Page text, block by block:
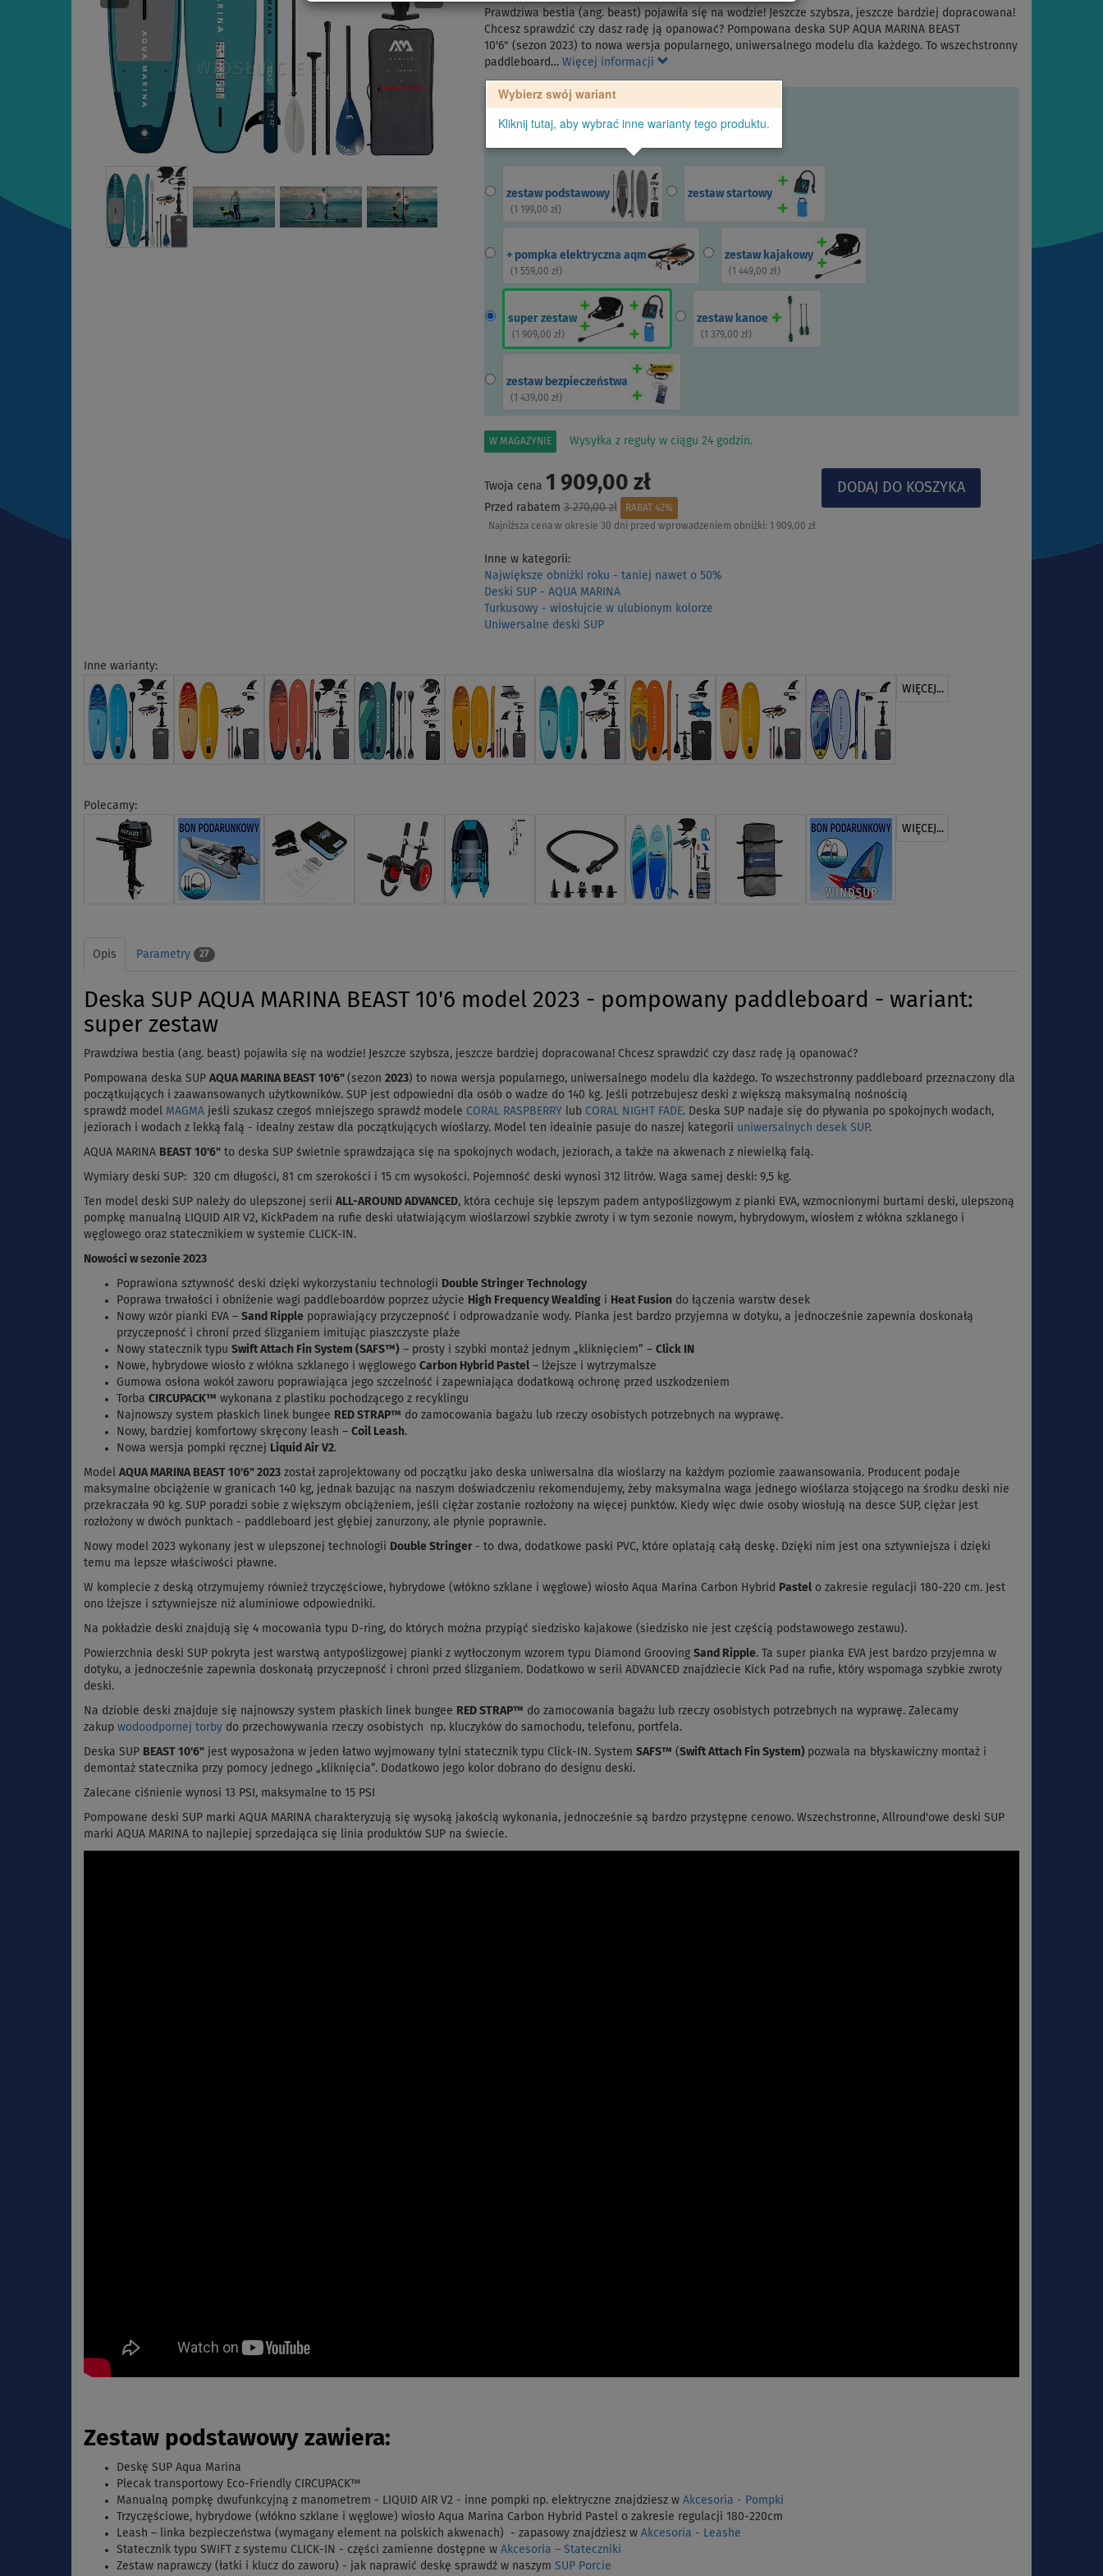
Prawdziwa bestia (ang. beast) pojawiła się na wodzie! Jeszcze szybsza, jeszcze bardziej dopracowana!
Chcesz sprawdzić czy dasz radę ją opanować? Pompowana deska SUP AQUA MARINA BEAST
10'6" (sezon 2023) to nowa wersja popularnego, uniwersalnego modelu dla każdego. To wszechstronny
paddleboard… Więcej informacji
Wybierz swój wariant
Kliknij tutaj, aby wybrać inne warianty tego produktu.
zestaw podstawowy
( 1 199,00 zł)
zestaw startowy
+ pompka elektryczna aqm
( 1 559,00 zł)
zestaw kajakowy
( 1 449,00 zł)
super zestaw
( 1 909,00 zł)
zestaw kanoe
( 1 379,00 zł)
zestaw bezpieczeństwa
( 1 439,00 zł)
W MAGAZYNIE Wysyłka z reguły w ciągu 24 godzin.
Twoja cena 1 909,00 zł
Przed rabatem3 270,00 zł
RABAT 42%
Najniższa cena w okresie 30 dni przed wprowadzeniem obniżki: 1 909,00 zł
Inne w kategorii:
Największe obniżki roku - taniej nawet o 50%
Deski SUP - AQUA MARINA
Turkusowy - wiosłujcie w ulubionym kolorze
Uniwersalne deski SUP
Inne warianty:
WIĘCEJ...
Polecamy:
WIĘCEJ...
Opis Parametry 27
Deska SUP AQUA MARINA BEAST 10'6 model 2023 - pompowany paddleboard - wariant:
super zestaw
Prawdziwa bestia (ang. beast) pojawiła się na wodzie! Jeszcze szybsza, jeszcze bardziej dopracowana! Chcesz sprawdzić czy dasz radę ją opanować?
Pompowana deska SUP AQUA MARINA BEAST 10'6" (sezon 2023) to nowa wersja popularnego, uniwersalnego modelu dla każdego. To wszechstronny paddleboard przeznaczony dla
początkujących i zaawansowanych użytkowników. SUP jest odpowiedni dla osób o wadze do 140 kg. Jeśli potrzebujesz deski z większą maksymalną nośnością
sprawdź model MAGMA jeśli szukasz czegoś mniejszego sprawdź modele CORAL RASPBERRY lub CORAL NIGHT FADE. Deska SUP nadaje się do pływania po spokojnych wodach,
jeziorach i wodach z lekką falą - idealny zestaw dla początkujących wioślarzy. Model ten idealnie pasuje do naszej kategorii uniwersalnych desek SUP.
AQUA MARINA BEAST 10'6" to deska SUP świetnie sprawdzająca się na spokojnych wodach, jeziorach, a także na akwenach z niewielką falą.
Wymiary deski SUP: 320 cm długości, 81 cm szerokości i 15 cm wysokości. Pojemność deski wynosi 312 litrów. Waga samej deski: 9,5 kg.
Ten model deski SUP należy do ulepszonej serii ALL-AROUND ADVANCED, która cechuje się lepszym padem antypoślizgowym z pianki EVA, wzmocnionymi burtami deski, ulepszoną
pompkę manualną LIQUID AIR V2, KickPadem na rufie deski ułatwiającym wioślarzowi szybkie zwroty i w tym sezonie nowym, hybrydowym, wiosłem z włókna szklanego i
węglowego oraz statecznikiem w systemie CLICK-IN.
Nowości w sezonie 2023
Poprawiona sztywność deski dzięki wykorzystaniu technologii Double Stringer Technology
Poprawa trwałości i obniżenie wagi paddleboardów poprzez użycie High Frequency Wealding i Heat Fusion do łączenia warstw desek
Nowy wzór pianki EVA – Sand Ripple poprawiający przyczepność i odprowadzanie wody. Pianka jest bardzo przyjemna w dotyku, a jednocześnie zapewnia doskonałą
przyczepność i chroni przed ślizganiem imitując piaszczyste plaże
Nowy statecznik typu Swift Attach Fin System (SAFS™) – prosty i szybki montaż jednym „kliknięciem” – Click IN
Nowe, hybrydowe wiosło z włókna szklanego i węglowego Carbon Hybrid Pastel – lżejsze i wytrzymalsze
Gumowa osłona wokół zaworu poprawiająca jego szczelność i zapewniająca dodatkową ochronę przed uszkodzeniem
Torba CIRCUPACK™ wykonana z plastiku pochodzącego z recyklingu
Najnowszy system płaskich linek bungee RED STRAP™ do zamocowania bagażu lub rzeczy osobistych potrzebnych na wyprawę.
Nowy, bardziej komfortowy skręcony leash – Coil Leash.
Nowa wersja pompki ręcznej Liquid Air V2.
Model AQUA MARINA BEAST 10'6" 2023 został zaprojektowany od początku jako deska uniwersalna dla wioślarzy na każdym poziomie zaawansowania. Producent podaje
maksymalne obciążenie w granicach 140 kg, jednak bazując na naszym doświadczeniu rekomendujemy, żeby maksymalna waga jednego wioślarza stojącego na środku deski nie
przekraczała 90 kg. SUP poradzi sobie z większym obciążeniem, jeśli ciężar zostanie rozłożony na więcej punktów. Kiedy więc dwie osoby wiosłują na desce SUP, ciężar jest
rozłożony w dwóch punktach - paddleboard jest głębiej zanurzony, ale płynie poprawnie.
Nowy model 2023 wykonany jest w ulepszonej technologii Double Stringer - to dwa, dodatkowe paski PVC, które oplatają całą deskę. Dzięki nim jest ona sztywniejsza i dzięki
temu ma lepsze właściwości pławne.
W komplecie z deską otrzymujemy również trzyczęściowe, hybrydowe (włókno szklane i węglowe) wiosło Aqua Marina Carbon Hybrid Pastel o zakresie regulacji 180-220 cm. Jest
ono lżejsze i sztywniejsze niż aluminiowe odpowiedniki.
Na pokładzie deski znajdują się 4 mocowania typu D-ring, do których można przypiąć siedzisko kajakowe (siedzisko nie jest częścią podstawowego zestawu).
Powierzchnia deski SUP pokryta jest warstwą antypoślizgowej pianki z wytłoczonym wzorem typu Diamond Grooving Sand Ripple. Ta super pianka EVA jest bardzo przyjemna w
dotyku, a jednocześnie zapewnia doskonałą przyczepność i chroni przed ślizganiem. Dodatkowo w serii ADVANCED znajdziecie Kick Pad na rufie, który wspomaga szybkie zwroty
deski.
Na dziobie deski znajduje się najnowszy system płaskich linek bungee RED STRAP™ do zamocowania bagażu lub rzeczy osobistych potrzebnych na wyprawę. Zalecamy
zakup wodoodpornej torby do przechowywania rzeczy osobistych np. kluczyków do samochodu, telefonu, portfela.
Deska SUP BEAST 10'6" jest wyposażona w jeden łatwo wyjmowany tylni statecznik typu Click-IN. System SAFS™ (Swift Attach Fin System) pozwala na błyskawiczny montaż i
demontaż statecznika przy pomocy jednego „kliknięcia”. Dodatkowo jego kolor dobrano do designu deski.
Zalecane ciśnienie wynosi 13 PSI, maksymalne to 15 PSI
Pompowane deski SUP marki AQUA MARINA charakteryzują się wysoką jakością wykonania, jednocześnie są bardzo przystępne cenowo. Wszechstronne, Allround'owe deski SUP
marki AQUA MARINA to najlepiej sprzedająca się linia produktów SUP na świecie.
Zestaw podstawowy zawiera:
Deskę SUP Aqua Marina
Plecak transportowy Eco-Friendly CIRCUPACK™
Manualną pompkę dwufunkcyjną z manometrem - LIQUID AIR V2 - inne pompki np. elektryczne znajdziesz w Akcesoria - Pompki
Trzyczęściowe, hybrydowe (włókno szklane i węglowe) wiosło Aqua Marina Carbon Hybrid Pastel o zakresie regulacji 180-220cm
Leash – linka bezpieczeństwa (wymagany element na polskich akwenach) - zapasowy znajdziesz w Akcesoria - Leashe
Statecznik typu SWIFT z systemu CLICK-IN - części zamienne dostępne w Akcesoria – Stateczniki
Zestaw naprawczy (łatki i klucz do zaworu) - jak naprawić deskę sprawdź w naszym SUP Porcie